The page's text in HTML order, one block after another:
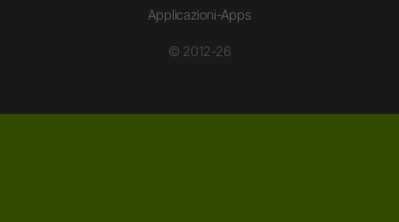
Applicazioni-Apps
© 2012-26